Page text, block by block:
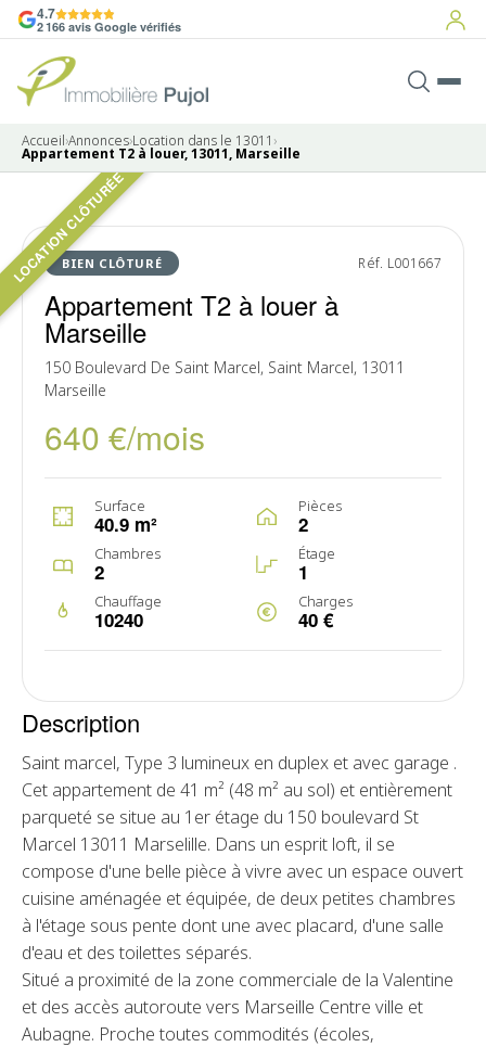
4.7
2 166 avis Google vérifiés
Accueil›Annonces›Location dans le 13011 ›
Appartement T2 à louer, 13011, Marseille
LOCATION CLÔTURÉE
BIEN CLÔTURÉ Réf. L001667
Appartement T2 à louer à
Marseille
150 Boulevard De Saint Marcel, Saint Marcel, 13011
Marseille
640 €/mois
Surface
40.9 m²
Pièces
2
Chambres
2
Étage
1
Chauffage
10240
Charges
40 €
LOUÉ
6 photos
Description
Saint marcel, Type 3 lumineux en duplex et avec garage .
Cet appartement de 41 m² (48 m² au sol) et entièrement
parqueté se situe au 1er étage du 150 boulevard St
Marcel 13011 Marselille. Dans un esprit loft, il se
compose d'une belle pièce à vivre avec un espace ouvert
cuisine aménagée et équipée, de deux petites chambres
à l'étage sous pente dont une avec placard, d'une salle
d'eau et des toilettes séparés.
Situé a proximité de la zone commerciale de la Valentine
et des accès autoroute vers Marseille Centre ville et
Aubagne. Proche toutes commodités (écoles,